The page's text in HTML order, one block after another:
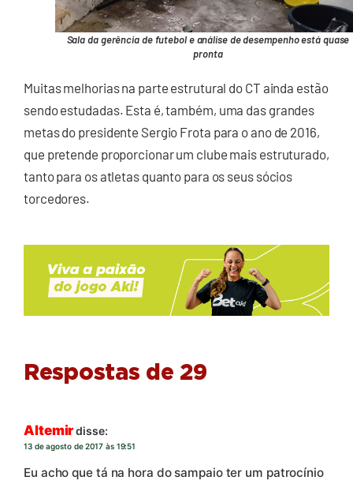
Sala da gerência de futebol e análise de desempenho está quase
pronta
Muitas melhorias na parte estrutural do CT ainda estão
sendo estudadas. Esta é, também, uma das grandes
metas do presidente Sergio Frota para o ano de 2016,
que pretende proporcionar um clube mais estruturado,
tanto para os atletas quanto para os seus sócios
torcedores.
Respostas de 29
Altemirdisse:
13 de agosto de 2017 às 19:51
Eu acho que tá na hora do sampaio ter um patrocínio